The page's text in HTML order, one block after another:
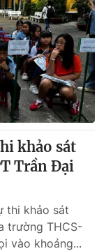
khảo sát
Trần Đại
thi khảo sát
trường THCS-
vào khoảng...